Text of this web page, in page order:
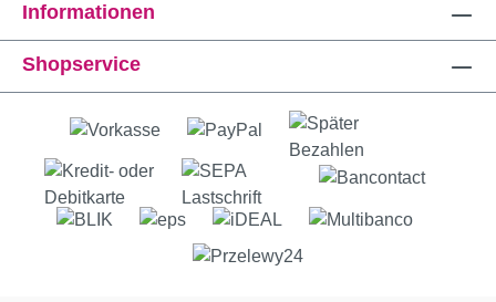
Informationen
Shopservice